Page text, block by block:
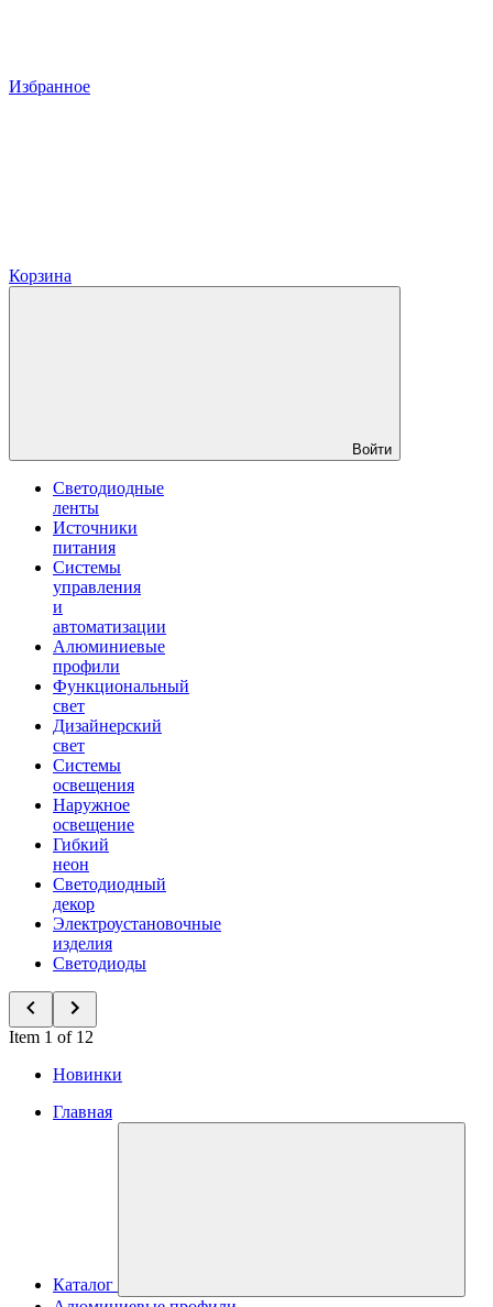
Избранное
Корзина
Войти
Светодиодные
ленты
Источники
питания
Системы
управления
и
автоматизации
Алюминиевые
профили
Функциональный
свет
Дизайнерский
свет
Системы
освещения
Наружное
освещение
Гибкий
неон
Светодиодный
декор
Электроустановочные
изделия
Светодиоды
Item 1 of 12
Новинки
Главная
Каталог